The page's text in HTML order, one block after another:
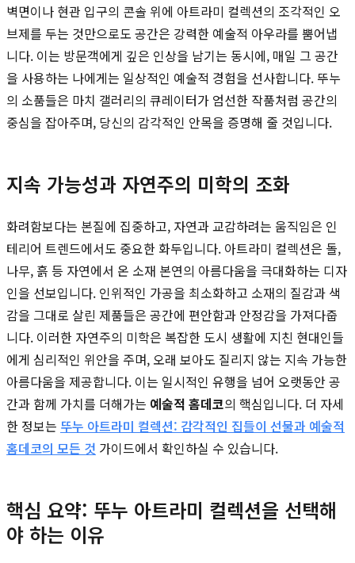
벽면이나 현관 입구의 콘솔 위에 아트라미 컬렉션의 조각적인 오
브제를 두는 것만으로도 공간은 강력한 예술적 아우라를 뿜어냅
니다. 이는 방문객에게 깊은 인상을 남기는 동시에, 매일 그 공간
을 사용하는 나에게는 일상적인 예술적 경험을 선사합니다. 뚜누
의 소품들은 마치 갤러리의 큐레이터가 엄선한 작품처럼 공간의
중심을 잡아주며, 당신의 감각적인 안목을 증명해 줄 것입니다.
지속 가능성과 자연주의 미학의 조화
화려함보다는 본질에 집중하고, 자연과 교감하려는 움직임은 인
테리어 트렌드에서도 중요한 화두입니다. 아트라미 컬렉션은 돌,
나무, 흙 등 자연에서 온 소재 본연의 아름다움을 극대화하는 디자
인을 선보입니다. 인위적인 가공을 최소화하고 소재의 질감과 색
감을 그대로 살린 제품들은 공간에 편안함과 안정감을 가져다줍
니다. 이러한 자연주의 미학은 복잡한 도시 생활에 지친 현대인들
에게 심리적인 위안을 주며, 오래 보아도 질리지 않는 지속 가능한
아름다움을 제공합니다. 이는 일시적인 유행을 넘어 오랫동안 공
간과 함께 가치를 더해가는 예술적 홈데코의 핵심입니다. 더 자세
한 정보는 뚜누 아트라미 컬렉션: 감각적인 집들이 선물과 예술적
홈데코의 모든 것 가이드에서 확인하실 수 있습니다.
핵심 요약: 뚜누 아트라미 컬렉션을 선택해
야 하는 이유